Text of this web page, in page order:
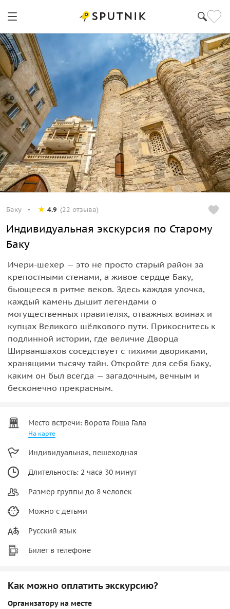
Баку 4.9 (22 отзыва)
Индивидуальная экскурсия по Старому
Баку
Ичери-шехер — это не просто старый район за
крепостными стенами, а живое сердце Баку,
бьющееся в ритме веков. Здесь каждая улочка,
каждый камень дышит легендами о
могущественных правителях, отважных воинах и
купцах Великого шёлкового пути. Прикоснитесь к
подлинной истории, где величие Дворца
Ширваншахов соседствует с тихими двориками,
хранящими тысячу тайн. Откройте для себя Баку,
каким он был всегда — загадочным, вечным и
бесконечно прекрасным.
Место встречи: Ворота Гоша Гала
На карте
Индивидуальная, пешеходная
Длительность: 2 часа 30 минут
Размер группы до 8 человек
Можно с детьми
Русский язык
Билет в телефоне
Как можно оплатить экскурсию?
Организатору на месте